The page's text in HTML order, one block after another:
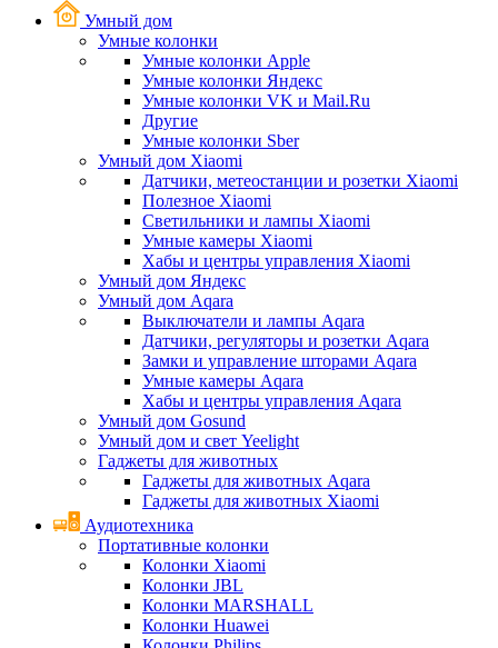
Умный дом
Умные колонки
Умные колонки Apple
Умные колонки Яндекс
Умные колонки VK и Mail.Ru
Другие
Умные колонки Sber
Умный дом Xiaomi
Датчики, метеостанции и розетки Xiaomi
Полезное Xiaomi
Светильники и лампы Xiaomi
Умные камеры Xiaomi
Хабы и центры управления Xiaomi
Умный дом Яндекс
Умный дом Aqara
Выключатели и лампы Aqara
Датчики, регуляторы и розетки Aqara
Замки и управление шторами Aqara
Умные камеры Aqara
Хабы и центры управления Aqara
Умный дом Gosund
Умный дом и свет Yeelight
Гаджеты для животных
Гаджеты для животных Aqara
Гаджеты для животных Xiaomi
Аудиотехника
Портативные колонки
Колонки Xiaomi
Колонки JBL
Колонки MARSHALL
Колонки Huawei